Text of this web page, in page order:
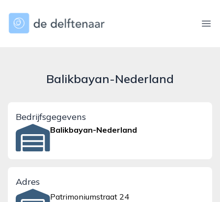
dedelftenaar.nl
Balikbayan-Nederland
Bedrijfsgegevens
Balikbayan-Nederland
Adres
Patrimoniumstraat 24